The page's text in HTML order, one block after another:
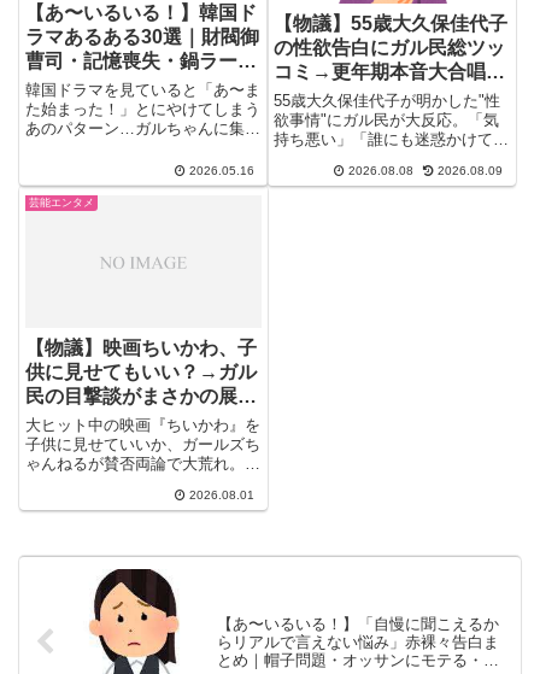
【あ〜いるいる！】韓国ド
ラマあるある30選｜財閥御
曹司・記憶喪失・鍋ラーメ
ン…ガル民のあるあるが止
まらない
韓国ドラマを見ていると「あ〜ま
た始まった！」とにやけてしまう
あのパターン…ガルちゃんに集ま
2026.05.16
【物議】55歳大久保佳代子
の性欲告白にガル民総ツッ
コミ→更年期本音大合唱に
ｗｗｗ
55歳大久保佳代子が明かした"性
欲事情"にガル民が大反応。「気
持ち悪い」「誰にも迷惑かけてな
つに割れる中、40〜50代のガル
2026.08.08 2026.08.09
芸能エンタメ
【物議】映画ちいかわ、子
供に見せてもいい？→ガル
民の目撃談がまさかの展開
にｗｗｗ
大ヒット中の映画『ちいかわ』を
子供に見せていいか、ガールズち
ゃんねるが賛否両論で大荒れ。
っぽど怖い」という反論派に対
の中身ではなく、隣の座席だっ
た…という衝撃のオチも。夏休み
の映画選びの参考にどうぞ。
2026.08.01
【あ〜いるいる！】「自慢に聞こえるか
らリアルで言えない悩み」赤裸々告白ま
とめ｜帽子問題・オッサンにモテる・注